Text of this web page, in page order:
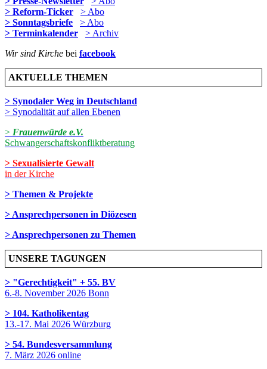
> Reform-Ticker
> Abo
> Sonntagsbriefe
> Abo
> Terminkalender
> Archiv
Wir sind Kirche bei facebook
AKTUELLE THEMEN
> Synodaler Weg in Deutschland
> Synodalität auf allen Ebenen
> Frauenwürde e.V.
Schwangerschaftskonfliktberatung
> Sexualisierte Gewalt
in der Kirche
> Themen & Projekte
> Ansprechpersonen in Diözesen
> Ansprechpersonen zu Themen
UNSERE TAGUNGEN
> "Gerechtigkeit" + 55. BV
6.-8. November 2026 Bonn
> 104. Katholikentag
13.-17. Mai 2026 Würzburg
> 54. Bundesversammlung
7. März 2026 online